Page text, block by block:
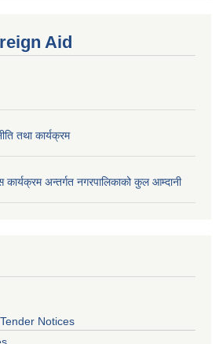
Aid
तथा कार्यक्रम
अन्तर्गत नगरपालिकाको कुल आम्दानी
Notices